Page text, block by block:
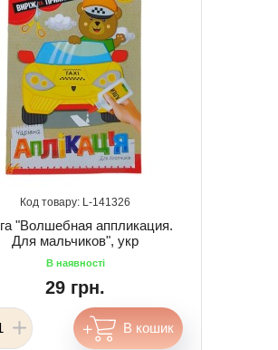
141326
"Волшебная аппликация.
Для мальчиков", укр
29 грн.